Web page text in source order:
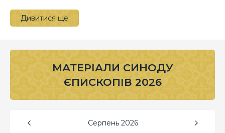
Дивитися ще
МАТЕРІАЛИ СИНОДУ
ЄПИСКОПІВ 2026
Серпень 2026